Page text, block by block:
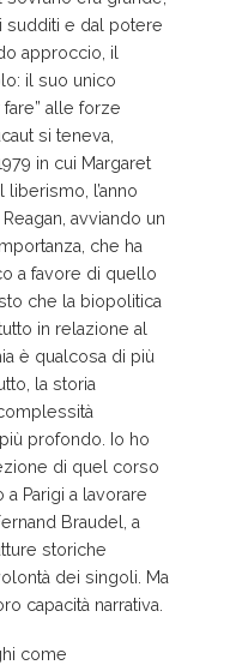
sudditi e dal potere
approccio, il
il suo unico
alle forze
si teneva,
in cui Margaret
liberismo, l’anno
avviando un
che ha
a favore di quello
che la biopolitica
in relazione al
è qualcosa di più
la storia
profondo. Io ho
di quel corso
Parigi a lavorare
Braudel, a
storiche
dei singoli. Ma
capacità narrativa.
come